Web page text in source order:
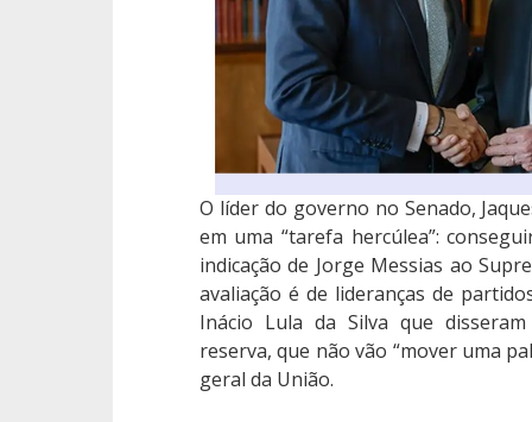
O líder do governo no Senado,
em uma “tarefa hercúlea”:
indicação de Jorge Messias ao
avaliação é de lideranças de
Inácio Lula da Silva que
reserva, que não vão “mover uma
geral da União.